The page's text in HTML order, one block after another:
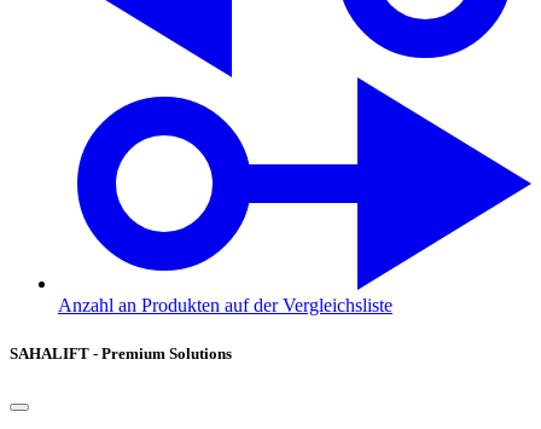
Anzahl an Produkten auf der Vergleichsliste
SAHALIFT - Premium Solutions